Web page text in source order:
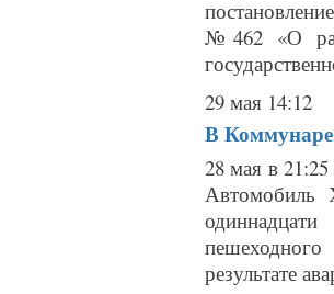
№462 «О
29 мая 14:12
В Коммунаре
28 мая в
Автомобиль
результате